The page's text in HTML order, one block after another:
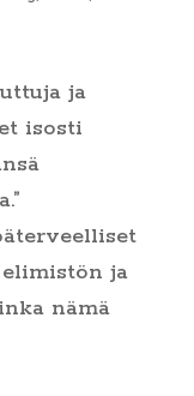
ja
isosti
ja
nämä